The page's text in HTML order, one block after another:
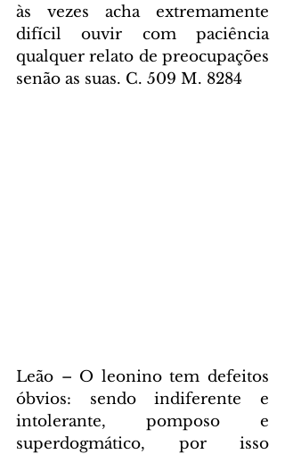
às vezes acha extremamente
difícil ouvir com paciência
qualquer relato de preocupações
senão as suas. C. 509 M. 8284
Leão – O leonino tem defeitos
óbvios: sendo indiferente e
intolerante, pomposo e
superdogmático, por isso